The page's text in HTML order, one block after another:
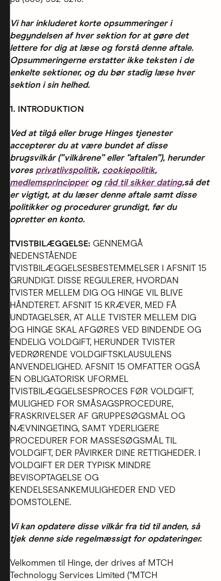
Vi har inkluderet korte opsummeringer i
begyndelsen af hver sektion for at gøre det
lettere for dig at læse og forstå denne aftale.
Opsummeringerne erstatter ikke teksten i de
enkelte sektioner, og du bør stadig læse hver
sektion i sin helhed.
1. INTRODUKTION
Ved at tilgå eller bruge Hinges tjenester
accepterer du at være bundet af disse
brugsvilkår ("vilkårene" eller "aftalen"), herunder
vores privatlivspolitik, cookiepolitik,
medlemsprincipperog råd til sikker dating,så det
er vigtigt, at du læser denne aftale samt disse
politikker og procedurer grundigt, før du
opretter en konto.
TVISTBILÆGGELSE: GENNEMGÅ
NEDENSTÅENDE
TVISTBILÆGGELSESBESTEMMELSER I AFSNIT 15
GRUNDIGT. DISSE REGULERER, HVORDAN
TVISTER MELLEM DIG OG HINGE VIL BLIVE
HÅNDTERET. AFSNIT 15 KRÆVER, MED FÅ
UNDTAGELSER, AT ALLE TVISTER MELLEM DIG
OG HINGE SKAL AFGØRES VED BINDENDE OG
ENDELIG VOLDGIFT, HERUNDER TVISTER
VEDRØRENDE VOLDGIFTSKLAUSULENS
ANVENDELIGHED. AFSNIT 15 OMFATTER OGSÅ
EN OBLIGATORISK UFORMEL
TVISTBILÆGGELSESPROCES FØR VOLDGIFT,
MULIGHED FOR SMÅSAGSPROCEDURE,
FRASKRIVELSER AF GRUPPESØGSMÅL OG
NÆVNINGETING, SAMT YDERLIGERE
PROCEDURER FOR MASSESØGSMÅL TIL
VOLDGIFT, DER PÅVIRKER DINE RETTIGHEDER. I
VOLDGIFT ER DER TYPISK MINDRE
BEVISOPTAGELSE OG
KENDELSESANKEMULIGHEDER END VED
DOMSTOLENE.
Vi kan opdatere disse vilkår fra tid til anden, så
tjek denne side regelmæssigt for opdateringer.
Velkommen til Hinge, der drives af MTCH
Technology Services Limited ("MTCH